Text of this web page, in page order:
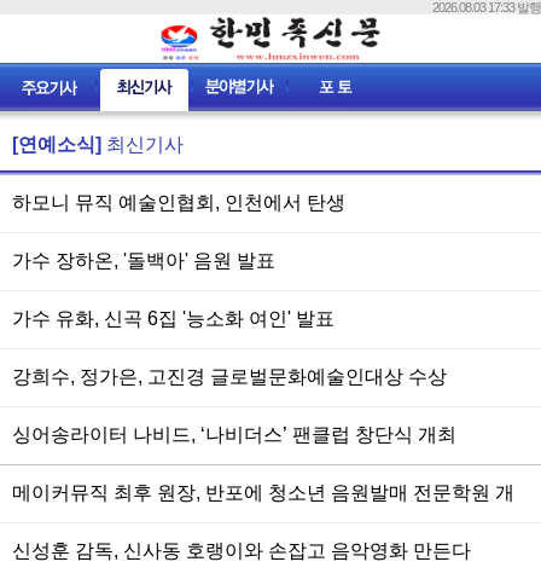
2026.08.03 17:33 발행
[연예소식] 최신기사
하모니 뮤직 예술인협회, 인천에서 탄생
가수 장하온, '돌백아' 음원 발표
가수 유화, 신곡 6집 '능소화 여인' 발표
강희수, 정가은, 고진경 글로벌문화예술인대상 수상
싱어송라이터 나비드, ‘나비더스’ 팬클럽 창단식 개최
메이커뮤직 최후 원장, 반포에 청소년 음원발매 전문학원 개
신성훈 감독, 신사동 호랭이와 손잡고 음악영화 만든다